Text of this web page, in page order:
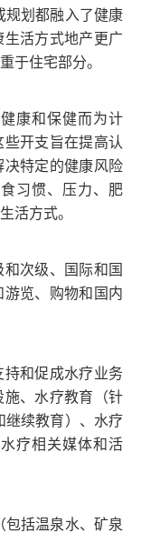
规划都融入了健康
活方式地产更广
于住宅部分。
康和保健而为计
开支旨在提高认
特定的健康风险
习惯、压力、肥
活方式。
次级、国际和国
览、购物和国内
和促成水疗业务
施、水疗教育（针
继续教育）、水疗
疗相关媒体和活
括温泉水、矿泉